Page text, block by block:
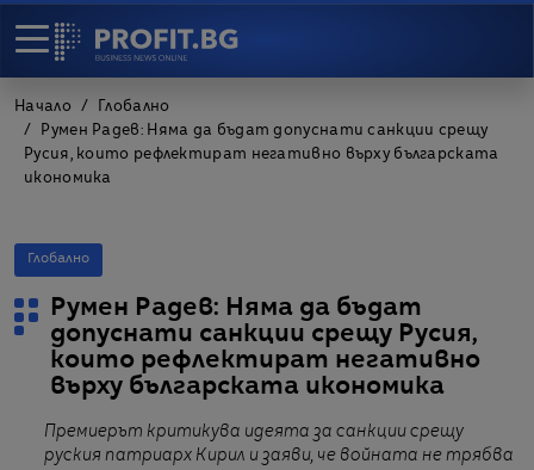
Начало
Глобално
Румен Радев: Няма да бъдат допуснати санкции срещу
Русия, които рефлектират негативно върху българската
икономика
Глобално
Румен Радев: Няма да бъдат
допуснати санкции срещу Русия,
които рефлектират негативно
върху българската икономика
Премиерът критикува идеята за санкции срещу
руския патриарх Кирил и заяви, че войната не трябва